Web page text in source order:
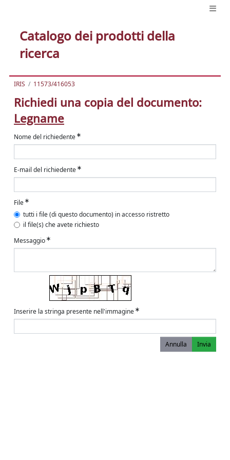
Catalogo dei prodotti della
ricerca
IRIS 11573/416053
Richiedi una copia del documento:
Legname
Nome del richiedente
E-mail del richiedente
File
tutti i file (di questo documento) in accesso ristretto
il file(s) che avete richiesto
Messaggio
Inserire la stringa presente nell'immagine
Annulla Invia